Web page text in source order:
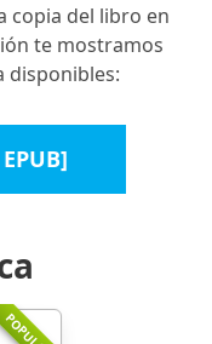
copia del libro en
te mostramos
disponibles: